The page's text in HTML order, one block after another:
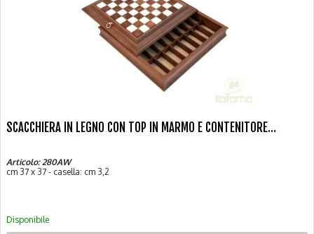
SCACCHIERA IN LEGNO CON TOP IN MARMO E CONTENITORE...
Articolo: 280AW
cm 37 x 37 - casella: cm 3,2
Disponibile